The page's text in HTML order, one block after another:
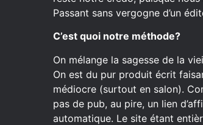
Passant sans vergogne d’un
C’est quoi notre méthode?
On mélange la sagesse de la
On est du pur produit écrit
médiocre (surtout en salon).
pas de pub, au pire, un lien
automatique. Le site étant